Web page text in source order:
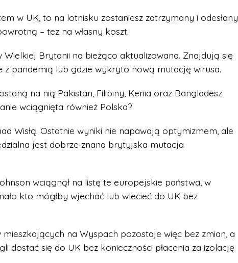
w UK, to na lotnisku zostaniesz zatrzymany i odesłany
– tez na własny koszt.
Wielkiej Brytanii na bieżąco aktualizowana. Znajdują się
z pandemią lub gdzie wykryto nową mutację wirusa.
na nią Pakistan, Filipiny, Kenia oraz Bangladesz.
wciągnięta również Polska?
Wisłą. Ostatnie wyniki nie napawają optymizmem, ale
jest dobrze znana brytyjska mutacja
wciągnął na listę te europejskie państwa, w
kto mógłby wjechać lub wlecieć do UK bez
na Wyspach pozostaje więc bez zmian, a
dostać się do UK bez konieczności płacenia za izolację